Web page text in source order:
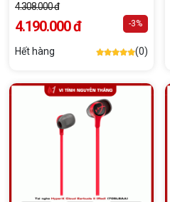
4.308.000 đ
4.190.000 đ -3%
Hết hàng (0)